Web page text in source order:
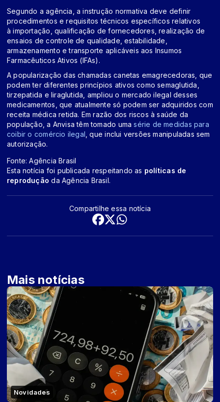
Segundo a agência, a instrução normativa deve definir
procedimentos e requisitos técnicos específicos relativos
à importação, qualificação de fornecedores, realização de
ensaios de controle de qualidade, estabilidade,
armazenamento e transporte aplicáveis aos Insumos
Farmacêuticos Ativos (IFAs).
A popularização das chamadas canetas emagrecedoras, que
podem ter diferentes princípios ativos como semaglutida,
tirzepatida e liraglutida, ampliou o mercado ilegal desses
medicamentos, que atualmente só podem ser adquiridos com
receita médica retida. Em razão dos riscos à saúde da
população, a Anvisa têm tomado umasérie de medidas para
coibir o comércio ilegal , que inclui versões manipuladas sem
autorização.
Fonte: Agência Brasil
Esta notícia foi publicada respeitando as políticas de
reprodução da Agência Brasil.
Compartilhe essa notícia
Mais notícias
Novidades